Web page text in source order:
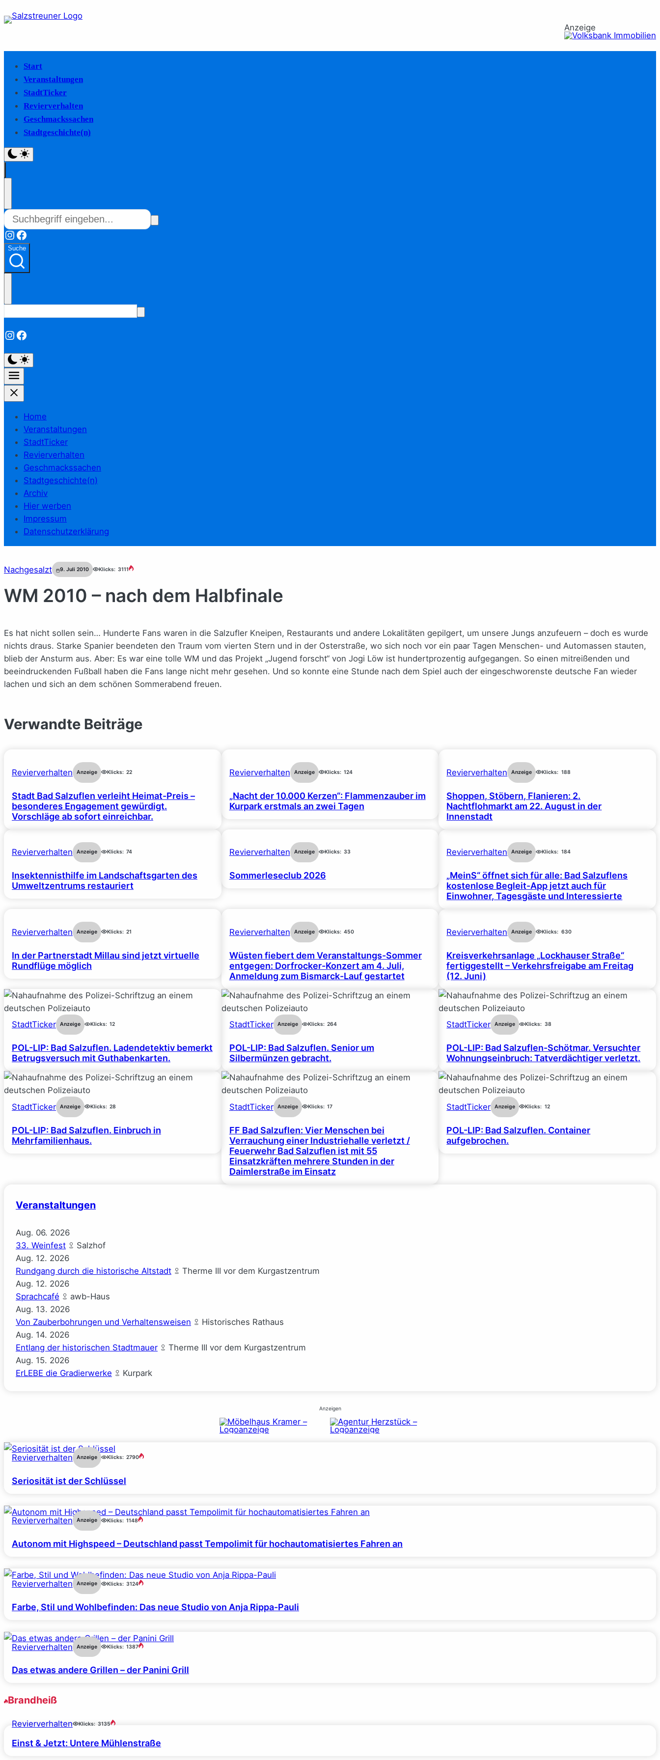
Anzeige
Start
Veranstaltungen
StadtTicker
Revierverhalten
Geschmackssachen
Stadtgeschichte(n)
Instagram
Facebook
Suche
Instagram
Facebook
Home
Veranstaltungen
StadtTicker
Revierverhalten
Geschmackssachen
Stadtgeschichte(n)
Archiv
Hier werben
Impressum
Datenschutzerklärung
Nachgesalzt 9. Juli 2010 Klicks: 3111
WM 2010 – nach dem Halbfinale
Es hat nicht sollen sein… Hunderte Fans waren in die Salzufler Kneipen, Restaurants und andere Lokalitäten gepilgert, um unsere Jungs anzufeuern – doch es wurde
nichts draus. Starke Spanier beendeten den Traum vom vierten Stern und in der Osterstraße, wo sich noch vor ein paar Tagen Menschen- und Automassen stauten,
blieb der Ansturm aus. Aber: Es war eine tolle WM und das Projekt „Jugend forscht“ von Jogi Löw ist hundertprozentig aufgegangen. So einen mitreißenden und
beeindruckenden Fußball haben die Fans lange nicht mehr gesehen. Und so konnte eine Stunde nach dem Spiel auch der eingeschworenste deutsche Fan wieder
lachen und sich an dem schönen Sommerabend freuen.
Verwandte Beiträge
Revierverhalten Anzeige Klicks: 22
Stadt Bad Salzuflen verleiht Heimat-Preis –
besonderes Engagement gewürdigt.
Vorschläge ab sofort einreichbar.
Revierverhalten Anzeige Klicks: 124
„Nacht der 10.000 Kerzen“: Flammenzauber im
Kurpark erstmals an zwei Tagen
Revierverhalten Anzeige Klicks: 188
Shoppen, Stöbern, Flanieren: 2.
Nachtflohmarkt am 22. August in der
Innenstadt
Revierverhalten Anzeige Klicks: 74
Insektennisthilfe im Landschaftsgarten des
Umweltzentrums restauriert
Revierverhalten Anzeige Klicks: 33
Sommerleseclub 2026
Revierverhalten Anzeige Klicks: 184
„MeinS“ öffnet sich für alle: Bad Salzuflens
kostenlose Begleit-App jetzt auch für
Einwohner, Tagesgäste und Interessierte
Revierverhalten Anzeige Klicks: 21
In der Partnerstadt Millau sind jetzt virtuelle
Rundflüge möglich
Revierverhalten Anzeige Klicks: 450
Wüsten fiebert dem Veranstaltungs-Sommer
entgegen: Dorfrocker-Konzert am 4. Juli,
Anmeldung zum Bismarck-Lauf gestartet
Revierverhalten Anzeige Klicks: 630
Kreisverkehrsanlage „Lockhauser Straße“
fertiggestellt – Verkehrsfreigabe am Freitag
(12. Juni)
StadtTicker Anzeige Klicks: 12
POL-LIP: Bad Salzuflen. Ladendetektiv bemerkt
Betrugsversuch mit Guthabenkarten.
StadtTicker Anzeige Klicks: 264
POL-LIP: Bad Salzuflen. Senior um
Silbermünzen gebracht.
StadtTicker Anzeige Klicks: 38
POL-LIP: Bad Salzuflen-Schötmar. Versuchter
Wohnungseinbruch: Tatverdächtiger verletzt.
StadtTicker Anzeige Klicks: 28
POL-LIP: Bad Salzuflen. Einbruch in
Mehrfamilienhaus.
StadtTicker Anzeige Klicks: 17
FF Bad Salzuflen: Vier Menschen bei
Verrauchung einer Industriehalle verletzt /
Feuerwehr Bad Salzuflen ist mit 55
Einsatzkräften mehrere Stunden in der
Daimlerstraße im Einsatz
StadtTicker Anzeige Klicks: 12
POL-LIP: Bad Salzuflen. Container
aufgebrochen.
Veranstaltungen
Aug. 06. 2026
33. Weinfest
Salzhof
Aug. 12. 2026
Rundgang durch die historische Altstadt
Therme III vor dem Kurgastzentrum
Aug. 12. 2026
Sprachcafé
awb-Haus
Aug. 13. 2026
Von Zauberbohrungen und Verhaltensweisen
Historisches Rathaus
Aug. 14. 2026
Entlang der historischen Stadtmauer
Therme III vor dem Kurgastzentrum
Aug. 15. 2026
ErLEBE die Gradierwerke
Kurpark
Anzeigen
Revierverhalten Anzeige Klicks: 2790
Seriosität ist der Schlüssel
Revierverhalten Anzeige Klicks: 1148
Autonom mit Highspeed – Deutschland passt Tempolimit für hochautomatisiertes Fahren an
Revierverhalten Anzeige Klicks: 3124
Farbe, Stil und Wohlbefinden: Das neue Studio von Anja Rippa-Pauli
Revierverhalten Anzeige Klicks: 1387
Das etwas andere Grillen – der Panini Grill
Brandheiß
Revierverhalten Klicks: 3135
Einst & Jetzt: Untere Mühlenstraße